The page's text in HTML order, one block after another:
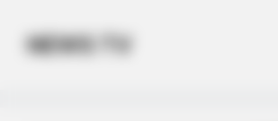
contentNEWS TV